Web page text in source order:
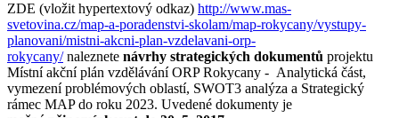
ZDE (vložit hypertextový odkaz) http://www.mas-
svetovina.cz/map-a-poradenstvi-skolam/map-rokycany/vystupy-
planovani/mistni-akcni-plan-vzdelavani-orp-
rokycany/naleznete návrhy strategických dokumentů projektu
Místní akční plán vzdělávání ORP Rokycany - Analytická část,
vymezení problémových oblastí, SWOT3 analýza a Strategický
rámec MAP do roku 2023. Uvedené dokumenty je